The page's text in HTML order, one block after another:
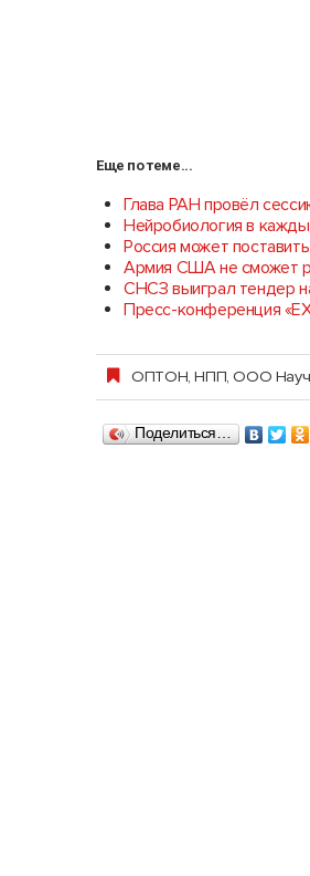
Еще по теме...
Глава РАН провёл
Нейробиология в
Россия может
Армия США не сможет
СНСЗ выиграл тендер
Пресс-конференция
ОПТОН, НПП, ООО
Поделиться…